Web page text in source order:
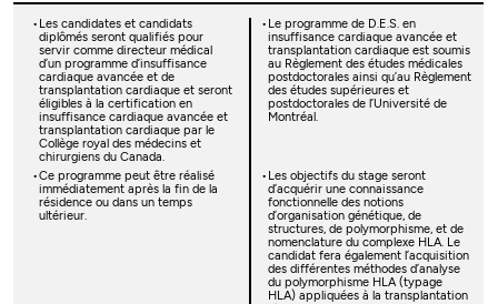
Les candidates et candidats
diplômés seront qualifiés pour
servir comme directeur médical
d’un programme d’insuffisance
cardiaque avancée et de
transplantation cardiaque et seront
éligibles à la certification en
insuffisance cardiaque avancée et
transplantation cardiaque par le
Collège royal des médecins et
chirurgiens du Canada.
Le programme de D.E.S. en
insuffisance cardiaque avancée et
transplantation cardiaque est soumis
au Règlement des études médicales
postdoctorales ainsi qu’au Règlement
des études supérieures et
postdoctorales de l’Université de
Montréal.
Ce programme peut être réalisé
immédiatement après la fin de la
résidence ou dans un temps
ultérieur.
Les objectifs du stage seront
d’acquérir une connaissance
fonctionnelle des notions
d’organisation génétique, de
structures, de polymorphisme, et de
nomenclature du complexe HLA. Le
candidat fera également l’acquisition
des différentes méthodes d’analyse
du polymorphisme HLA (typage
HLA) appliquées à la transplantation